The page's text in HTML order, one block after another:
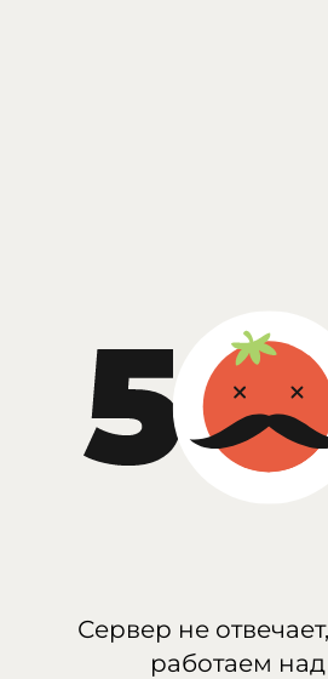
Сервер не
работаем